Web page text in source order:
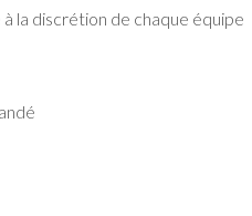
la discrétion de chaque équipe